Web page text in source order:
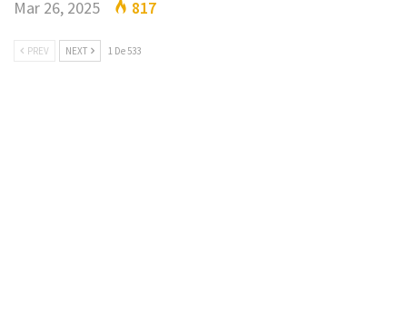
Mar 26, 2025 817
PREV NEXT 1 De 533